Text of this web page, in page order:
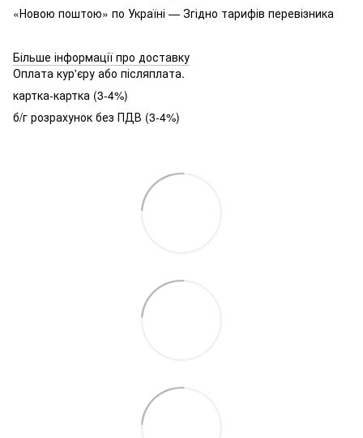
«Новою поштою» по Україні — Згідно тарифів перевізника
Більше інформації про доставку
Оплата кур'єру або післяплата.
картка-картка (3-4%)
б/г розрахунок без ПДВ (3-4%)